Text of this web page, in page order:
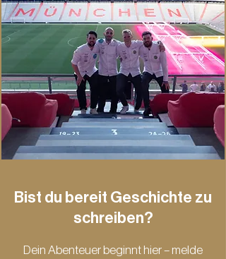
Bist du bereit Geschichte zu
schreiben?
Dein Abenteuer beginnt hier – melde